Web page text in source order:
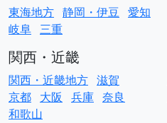
東海地方 静岡・伊豆 愛知
岐阜 三重
関西・近畿
関西・近畿地方 滋賀
京都 大阪 兵庫 奈良
和歌山